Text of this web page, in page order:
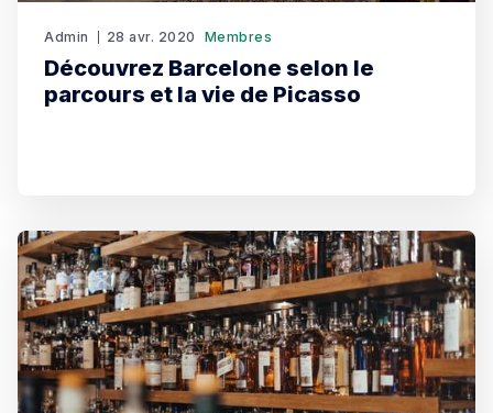
Admin 28 avr. 2020 Membres
Découvrez Barcelone selon le
parcours et la vie de Picasso